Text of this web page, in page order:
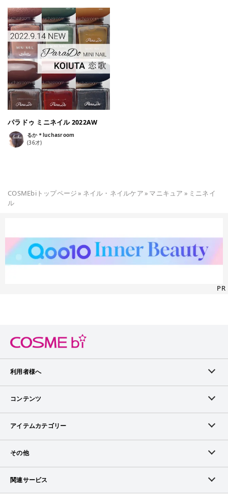
と黄み・赤みが強く、二度塗りするとこっくりした色合いに♡
●BL11 スノーフレークブルー グレイッシュなアイシーブルー。
ほんのりグレーがかった、白みの強い淡い水色。 冬にホワイト
系のファッションと合わせたい〜！ ボトルは小さくて軽くて扱
いにくいですが、筆の液含みはよくて見た目ほど塗りにくくは
ありません◎ ※提供品 #parado #パラドゥ #パラドゥミニネ
イル #パラドゥネイル #パラドゥネイル部 #パラドゥミニネイ
ル2021AW #フェアリーズシークレット #ホロネイル #ゴール
ドネイル #パープルネイル #ピンクネイル #ブラウンネイル #
ブルーネイル #セルフネイル #マニキュア #ネイルポリッシュ
パラドゥ ミニネイル 2022AW
るか＊luchasroom
(36才)
COSMEbiトップページ» ネイル・ネイルケア» マニキュア » ミニネイ
ル
PR
利用者様へ
メンバーログイン
メンバー会員について
アイテム掲載リクエスト
コンテンツ
ランキング
ブランドから探す
ピックアップ特集
アイテムカテゴリー
スキンケア
その他
お問い合わせ（ブランド様）
関連サービス